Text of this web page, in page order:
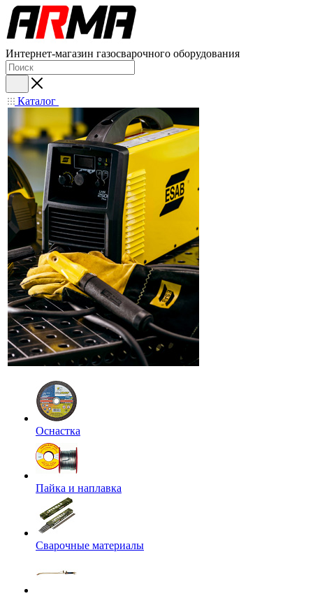
Интернет-магазин газосварочного оборудования
Каталог
Оснастка
Пайка и наплавка
Сварочные материалы